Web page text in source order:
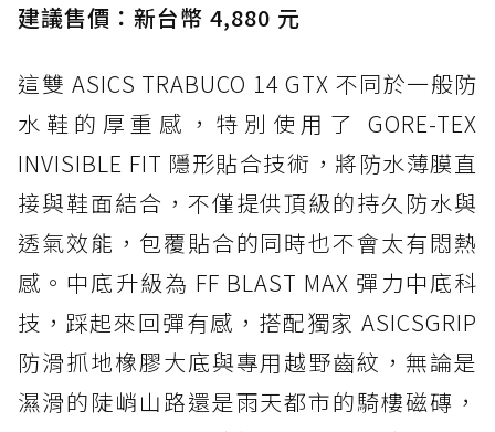
建議售價：新台幣 4,880 元
這雙 ASICS TRABUCO 14 GTX 不同於一般防
水鞋的厚重感，特別使用了 GORE-TEX
INVISIBLE FIT 隱形貼合技術，將防水薄膜直
接與鞋面結合，不僅提供頂級的持久防水與
透氣效能，包覆貼合的同時也不會太有悶熱
感。中底升級為 FF BLAST MAX 彈力中底科
技，踩起來回彈有感，搭配獨家 ASICSGRIP
防滑抓地橡膠大底與專用越野齒紋，無論是
濕滑的陡峭山路還是雨天都市的騎樓磁磚，